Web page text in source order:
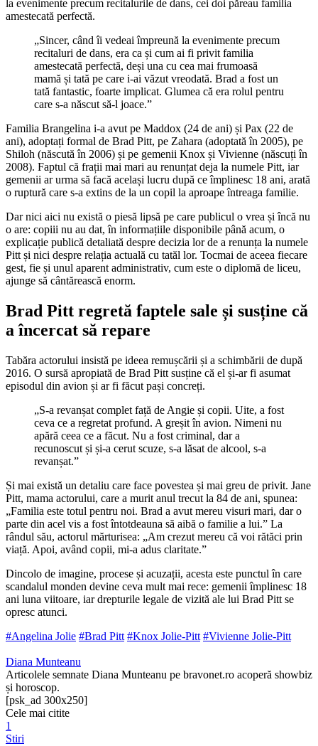
la evenimente precum recitalurile de dans, cei doi păreau familia
amestecată perfectă.
„Sincer, când îi vedeai împreună la evenimente precum
recitaluri de dans, era ca și cum ai fi privit familia
amestecată perfectă, deși una cu cea mai frumoasă
mamă și tată pe care i-ai văzut vreodată. Brad a fost un
tată fantastic, foarte implicat. Glumea că era rolul pentru
care s-a născut să-l joace.”
Familia Brangelina i-a avut pe Maddox (24 de ani) și Pax (22 de
ani), adoptați formal de Brad Pitt, pe Zahara (adoptată în 2005), pe
Shiloh (născută în 2006) și pe gemenii Knox și Vivienne (născuți în
2008). Faptul că frații mai mari au renunțat deja la numele Pitt, iar
gemenii ar urma să facă același lucru după ce împlinesc 18 ani, arată
o ruptură care s-a extins de la un copil la aproape întreaga familie.
Dar nici aici nu există o piesă lipsă pe care publicul o vrea și încă nu
o are: copiii nu au dat, în informațiile disponibile până acum, o
explicație publică detaliată despre decizia lor de a renunța la numele
Pitt și nici despre relația actuală cu tatăl lor. Tocmai de aceea fiecare
gest, fie și unul aparent administrativ, cum este o diplomă de liceu,
ajunge să cântărească enorm.
Brad Pitt regretă faptele sale și susține că
a încercat să repare
Tabăra actorului insistă pe ideea remușcării și a schimbării de după
2016. O sursă apropiată de Brad Pitt susține că el și-ar fi asumat
episodul din avion și ar fi făcut pași concreți.
„S-a revanșat complet față de Angie și copii. Uite, a fost
ceva ce a regretat profund. A greșit în avion. Nimeni nu
apără ceea ce a făcut. Nu a fost criminal, dar a
recunoscut și și-a cerut scuze, s-a lăsat de alcool, s-a
revanșat.”
Și mai există un detaliu care face povestea și mai greu de privit. Jane
Pitt, mama actorului, care a murit anul trecut la 84 de ani, spunea:
„Familia este totul pentru noi. Brad a avut mereu visuri mari, dar o
parte din acel vis a fost întotdeauna să aibă o familie a lui.” La
rândul său, actorul mărturisea: „Am crezut mereu că voi rătăci prin
viață. Apoi, având copii, mi-a adus claritate.”
Dincolo de imagine, procese și acuzații, acesta este punctul în care
scandalul monden devine ceva mult mai rece: gemenii împlinesc 18
ani luna viitoare, iar drepturile legale de vizită ale lui Brad Pitt se
opresc atunci.
#Angelina Jolie #Brad Pitt #Knox Jolie-Pitt #Vivienne Jolie-Pitt
Diana Munteanu
Articolele semnate Diana Munteanu pe bravonet.ro acoperă showbiz
și horoscop.
[psk_ad 300x250]
Cele mai citite
1
Stiri